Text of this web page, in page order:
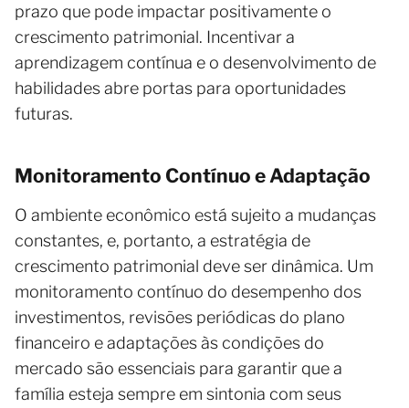
prazo que pode impactar positivamente o
crescimento patrimonial. Incentivar a
aprendizagem contínua e o desenvolvimento de
habilidades abre portas para oportunidades
futuras.
Monitoramento Contínuo e Adaptação
O ambiente econômico está sujeito a mudanças
constantes, e, portanto, a estratégia de
crescimento patrimonial deve ser dinâmica. Um
monitoramento contínuo do desempenho dos
investimentos, revisões periódicas do plano
financeiro e adaptações às condições do
mercado são essenciais para garantir que a
família esteja sempre em sintonia com seus